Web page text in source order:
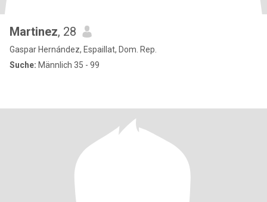
Martinez, 28
Gaspar Hernández, Espaillat, Dom. Rep.
Suche: Männlich 35 - 99